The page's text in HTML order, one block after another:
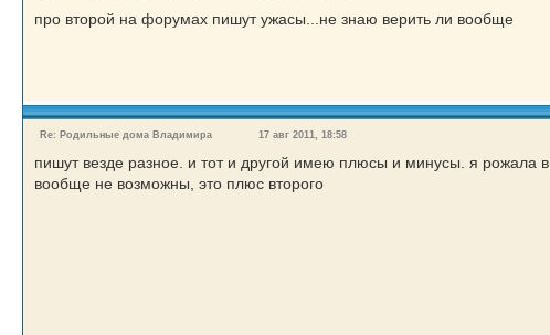
про второй на форумах пишут ужасы...не знаю верить ли вообще
Re: Родильные дома Владимира 17 авг 2011, 18:58
пишут везде разное. и тот и другой имею плюсы и минусы. я рожала
вообще не возможны, это плюс второго